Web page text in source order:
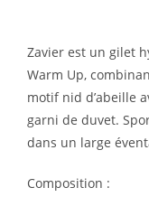
Zavier est un gilet
Warm Up,
motif nid d’abeille
garni de duvet.
dans un large
Composition :